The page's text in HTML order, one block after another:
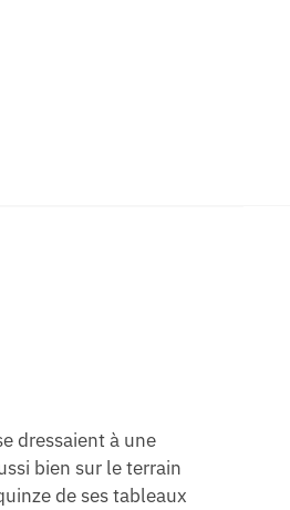
dressaient à une
bien sur le terrain
de ses tableaux